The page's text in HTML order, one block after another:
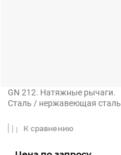
GN 212. Натяжные рычаги.
Сталь / нержавеющая сталь
К сравнению